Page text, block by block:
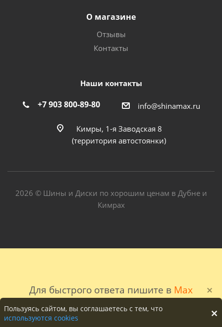
Для быстрого ответа пишите в Max
О магазине
Отзывы
Контакты
Наши контакты
+7 903 800-89-80 info@shinamax.ru
Кимры, 1-я Заводская 8
(территория автостоянки)
2026 © Шины и Диски по хорошим ценам в Дубне и
Кимрах
Пользуясь сайтом, вы соглашаетесь с тем, что
используются cookies